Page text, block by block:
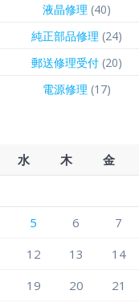
液晶修理 (40)
純正部品修理 (24)
郵送修理受付(20)
電源修理 (17)
水 木 金
5 6 7
12 13 14
19 20 21